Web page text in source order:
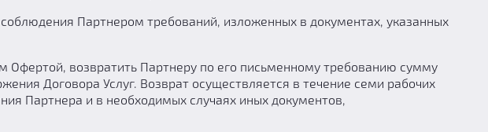
Партнером требований, изложенных в документах, указанных
Офертой, возвратить Партнеру по его письменному требованию сумму
Договора Услуг. Возврат осуществляется в течение семи рабочих
Партнера и в необходимых случаях иных документов,